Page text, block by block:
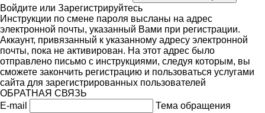
Войдите или Зарегистрируйтесь
Инструкции по смене пароля высланы на адрес
электронной почты, указанный Вами при регистрации.
Аккаунт, привязанный к указанному адресу электронной
почты, пока не активирован. На этот адрес было
отправлено письмо с инструкциями, следуя которым, вы
сможете закончить регистрацию и пользоваться услугами
сайта для зарегистрированных пользователей
ОБРАТНАЯ СВЯЗЬ
E-mail
Тема обращения